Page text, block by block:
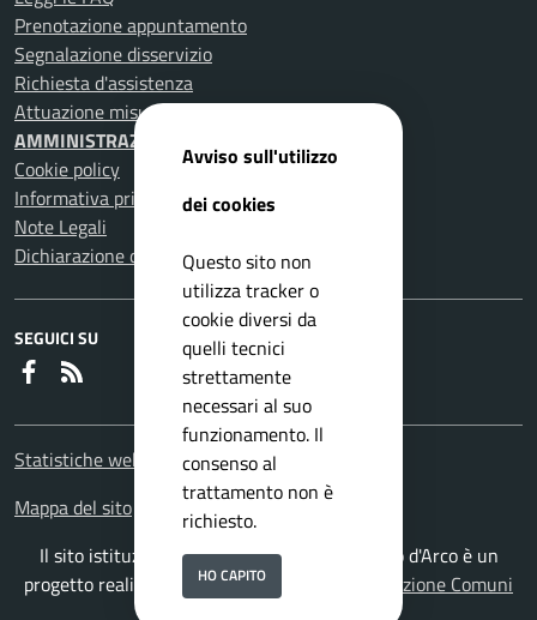
Prenotazione appuntamento
Segnalazione disservizio
Richiesta d'assistenza
Attuazione misure PNRR
AMMINISTRAZIONE TRASPARENTE
Cookie policy
Informativa privacy
Note Legali
Dichiarazione di accessibilità
SEGUICI SU
Faceboook
Statistiche web
Mappa del sito
Il sito istituzionale del Comune di Pomigliano d'Arco è un
progetto realizzato daISWEB S.p.A.
Soluzione Comuni
Avviso sull'utilizzo
dei cookies
Questo sito non
utilizza tracker o
cookie diversi da
quelli tecnici
strettamente
necessari al suo
funzionamento. Il
consenso al
trattamento non è
richiesto.
HO CAPITO